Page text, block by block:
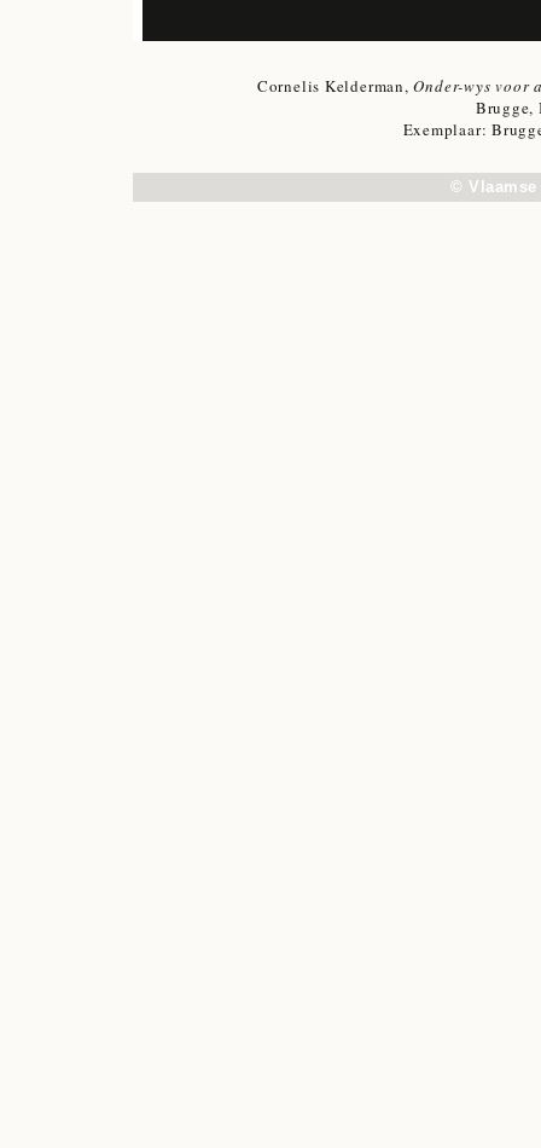
Cornelis Kelderman,Onder-wys voor
Brugge,
Exemplaar:
©